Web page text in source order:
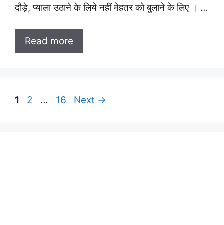
दौड़े, प्याला उठाने के लिये नहीं मेहतर को बुलाने के लिए । …
Read more
Page
1 Page
2 … Page
16 Next →